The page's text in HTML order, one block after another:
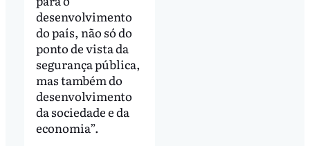
desenvolvimento
do país, não só do
ponto de vista da
segurança pública,
mas também do
desenvolvimento
da sociedade e da
economia”.